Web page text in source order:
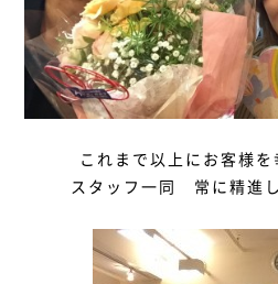
これまで以上にお客様を
スタッフ一同 常に精進